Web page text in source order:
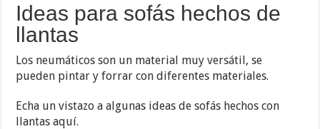
Ideas para sofás hechos de
llantas
Los neumáticos son un material muy versátil, se
pueden pintar y forrar con diferentes materiales.
Echa un vistazo a algunas ideas de sofás hechos con
llantas aquí.